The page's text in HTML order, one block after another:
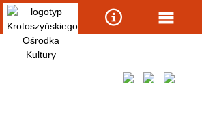
Wyszukiwarka
Narzędzia
Menu